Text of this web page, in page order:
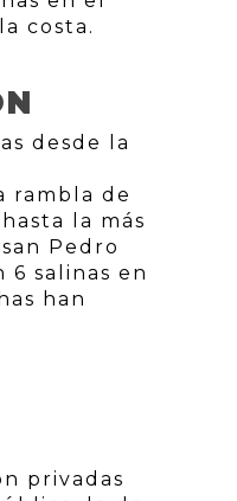
costa.
desde la
rambla de
la más
Pedro
6 salinas en
han
privadas